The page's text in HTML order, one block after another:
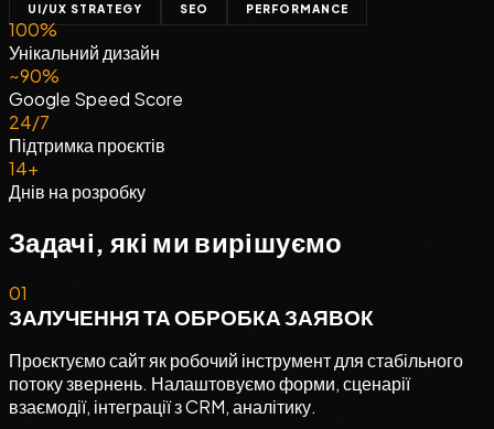
UI/UX STRATEGY SEO PERFORMANCE
100%
Унікальний дизайн
~90%
Google Speed Score
24/7
Підтримка проєктів
14+
Днів на розробку
Задачі, які ми вирішуємо
01
ЗАЛУЧЕННЯ ТА ОБРОБКА ЗАЯВОК
Проєктуємо сайт як робочий інструмент для стабільного
потоку звернень. Налаштовуємо форми, сценарії
взаємодії, інтеграції з CRM, аналітику.